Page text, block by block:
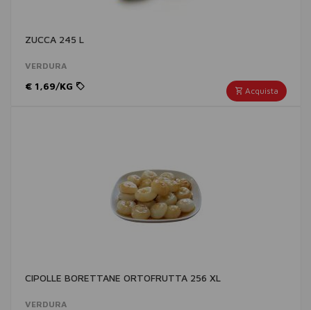
ZUCCA 245 L
VERDURA
Acquista
€ 1,69/KG
CIPOLLE BORETTANE ORTOFRUTTA 256 XL
VERDURA